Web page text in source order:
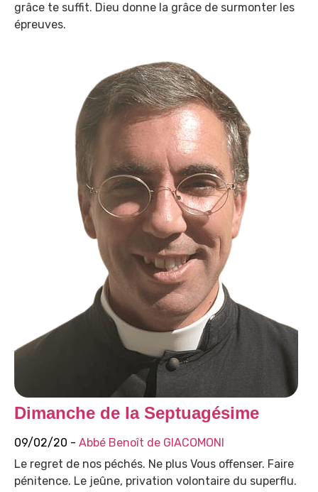
grâce te suffit. Dieu donne la grâce de surmonter les
épreuves.
Dimanche de la Septuagésime
09/02/20 - Abbé Benoît de GIACOMONI
Le regret de nos péchés. Ne plus Vous offenser. Faire
pénitence. Le jeûne, privation volontaire du superflu.